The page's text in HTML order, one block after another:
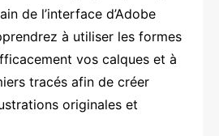
de l’interface d’Adobe
à utiliser les formes
vos calques et à
tracés afin de créer
originales et